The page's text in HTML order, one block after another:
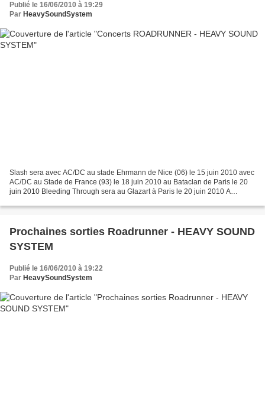
Publié le 16/06/2010 à 19:29
Par HeavySoundSystem
Slash sera avec AC/DC au stade Ehrmann de Nice (06) le 15 juin 2010 avec
AC/DC au Stade de France (93) le 18 juin 2010 au Bataclan de Paris le 20
juin 2010 Bleeding Through sera au Glazart à Paris le 20 juin 2010 A
Prochaines sorties Roadrunner - HEAVY SOUND
SYSTEM
Publié le 16/06/2010 à 19:22
Par HeavySoundSystem